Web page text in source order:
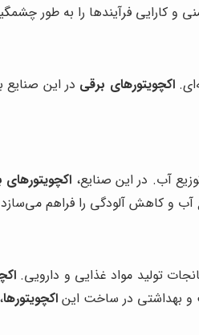
و کارایی فرآیندها را به طور
اکچویتورهای برقی در این صنایع
آب. در این صنایع، اکچویتورهای
آب و کاهش آلودگی را فراهم
تولید مواد غذایی و دارویی.
و بهداشتی در ساخت این اکچویتورها